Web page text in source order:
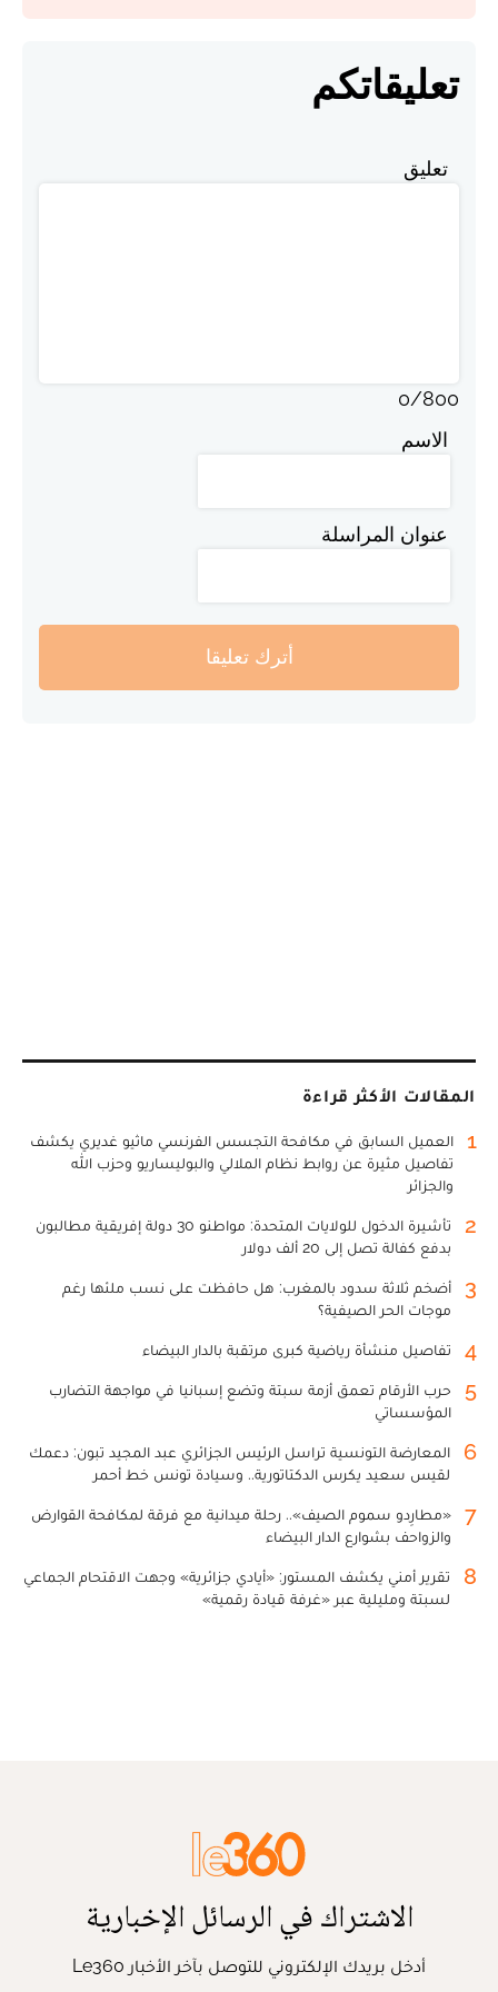
تعليقاتكم
تعليق
0/800
الاسم
عنوان المراسلة
أترك تعليقا
المقالات الأكثر قراءة
1
العميل السابق في مكافحة التجسس الفرنسي ماثيو غديري يكشف
تفاصيل مثيرة عن روابط نظام الملالي والبوليساريو وحزب الله
والجزائر
2
تأشيرة الدخول للولايات المتحدة: مواطنو 30 دولة إفريقية مطالبون
بدفع كفالة تصل إلى 20 ألف دولار
3
أضخم ثلاثة سدود بالمغرب: هل حافظت على نسب ملئها رغم
موجات الحر الصيفية؟
4 تفاصيل منشأة رياضية كبرى مرتقبة بالدار البيضاء
5
حرب الأرقام تعمق أزمة سبتة وتضع إسبانيا في مواجهة التضارب
المؤسساتي
6
المعارضة التونسية تراسل الرئيس الجزائري عبد المجيد تبون: دعمك
لقيس سعيد يكرس الدكتاتورية.. وسيادة تونس خط أحمر
7
«مطارِدو سموم الصيف».. رحلة ميدانية مع فرقة لمكافحة القوارض
والزواحف بشوارع الدار البيضاء
8
تقرير أمني يكشف المستور: «أيادي جزائرية» وجهت الاقتحام الجماعي
لسبتة ومليلية عبر «غرفة قيادة رقمية»
الاشتراك في الرسائل الإخبارية
أدخل بريدك الإلكتروني للتوصل بآخر الأخبار Le360